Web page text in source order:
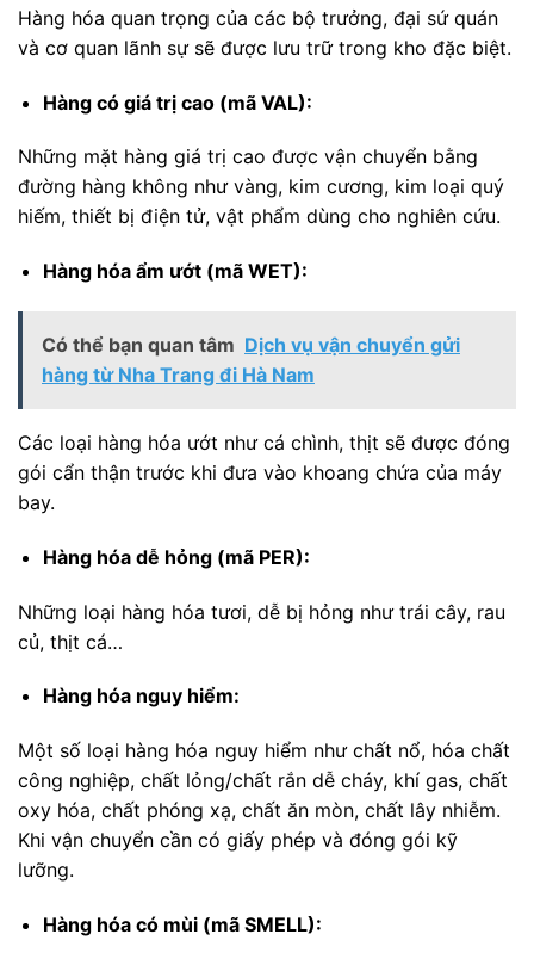
Hàng hóa quan trọng của các bộ trưởng, đại sứ quán
và cơ quan lãnh sự sẽ được lưu trữ trong kho đặc biệt.
Hàng có giá trị cao (mã VAL):
Những mặt hàng giá trị cao được vận chuyển bằng
đường hàng không như vàng, kim cương, kim loại quý
hiếm, thiết bị điện tử, vật phẩm dùng cho nghiên cứu.
Hàng hóa ẩm ướt (mã WET):
Có thể bạn quan tâm Dịch vụ vận chuyển gửi
hàng từ Nha Trang đi Hà Nam
Các loại hàng hóa ướt như cá chình, thịt sẽ được đóng
gói cẩn thận trước khi đưa vào khoang chứa của máy
bay.
Hàng hóa dễ hỏng (mã PER):
Những loại hàng hóa tươi, dễ bị hỏng như trái cây, rau
củ, thịt cá…
Hàng hóa nguy hiểm:
Một số loại hàng hóa nguy hiểm như chất nổ, hóa chất
công nghiệp, chất lỏng/chất rắn dễ cháy, khí gas, chất
oxy hóa, chất phóng xạ, chất ăn mòn, chất lây nhiễm.
Khi vận chuyển cần có giấy phép và đóng gói kỹ
lưỡng.
Hàng hóa có mùi (mã SMELL):